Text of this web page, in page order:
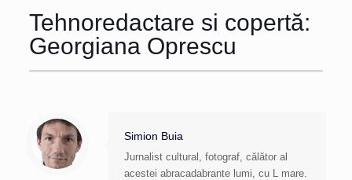
Tehnoredactare si copertă:
Georgiana Oprescu
Simion Buia
Jurnalist cultural, fotograf, călător al
acestei abracadabrante lumi, cu L mare.